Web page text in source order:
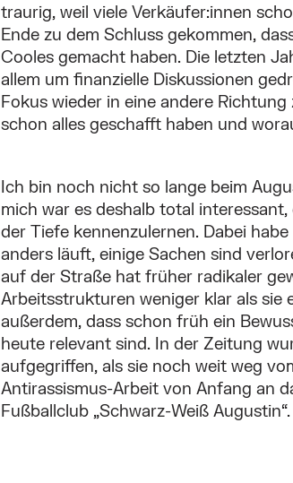
traurig, weil viele Verkäufer:innen
Ende zu dem Schluss gekommen,
Cooles gemacht haben. Die letzten
allem um finanzielle Diskussionen
Fokus wieder in eine andere
schon alles geschafft haben und
Ich bin noch nicht so lange beim
mich war es deshalb total
der Tiefe kennenzulernen. Dabei
anders läuft, einige Sachen sind
auf der Straße hat früher radikaler
Arbeitsstrukturen weniger klar als sie
außerdem, dass schon früh ein
heute relevant sind. In der Zeitung
aufgegriffen, als sie noch weit weg
Antirassismus-Arbeit von Anfang an
Fußballclub „Schwarz-Weiß Augustin“.